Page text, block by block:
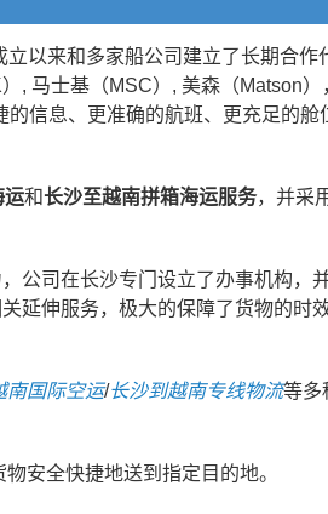
以来和多家船公司建立了长期合作
, 马士基（MSC）, 美森（Matson）
信息、更准确的航班、更充足的舱
运和长沙至越南拼箱海运服务，并采
公司在长沙专门设立了办事机构，
延伸服务，极大的保障了货物的时效
南国际空运/长沙到越南专线物流等多
安全快捷地送到指定目的地。